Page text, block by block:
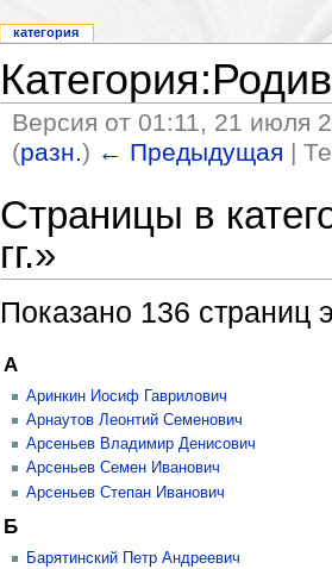
Версия от 01:11, 21 июля
(разн.) ← Предыдущая |
Страницы в
гг.»
Показано 136 страниц
А
Аринкин Иосиф Гаврилович
Арнаутов Леонтий Семенович
Арсеньев Владимир Денисович
Арсеньев Семен Иванович
Арсеньев Степан Иванович
Б
Барятинский Петр Андреевич
категория